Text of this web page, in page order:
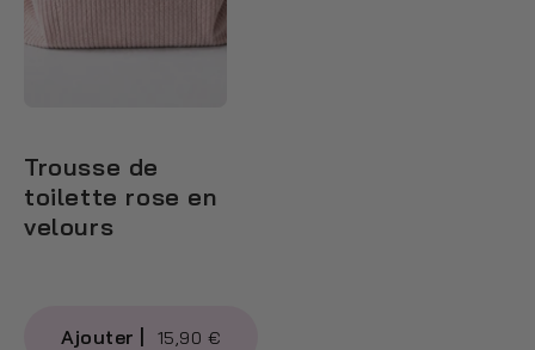
Trousse de
toilette rose en
velours
15,90 €